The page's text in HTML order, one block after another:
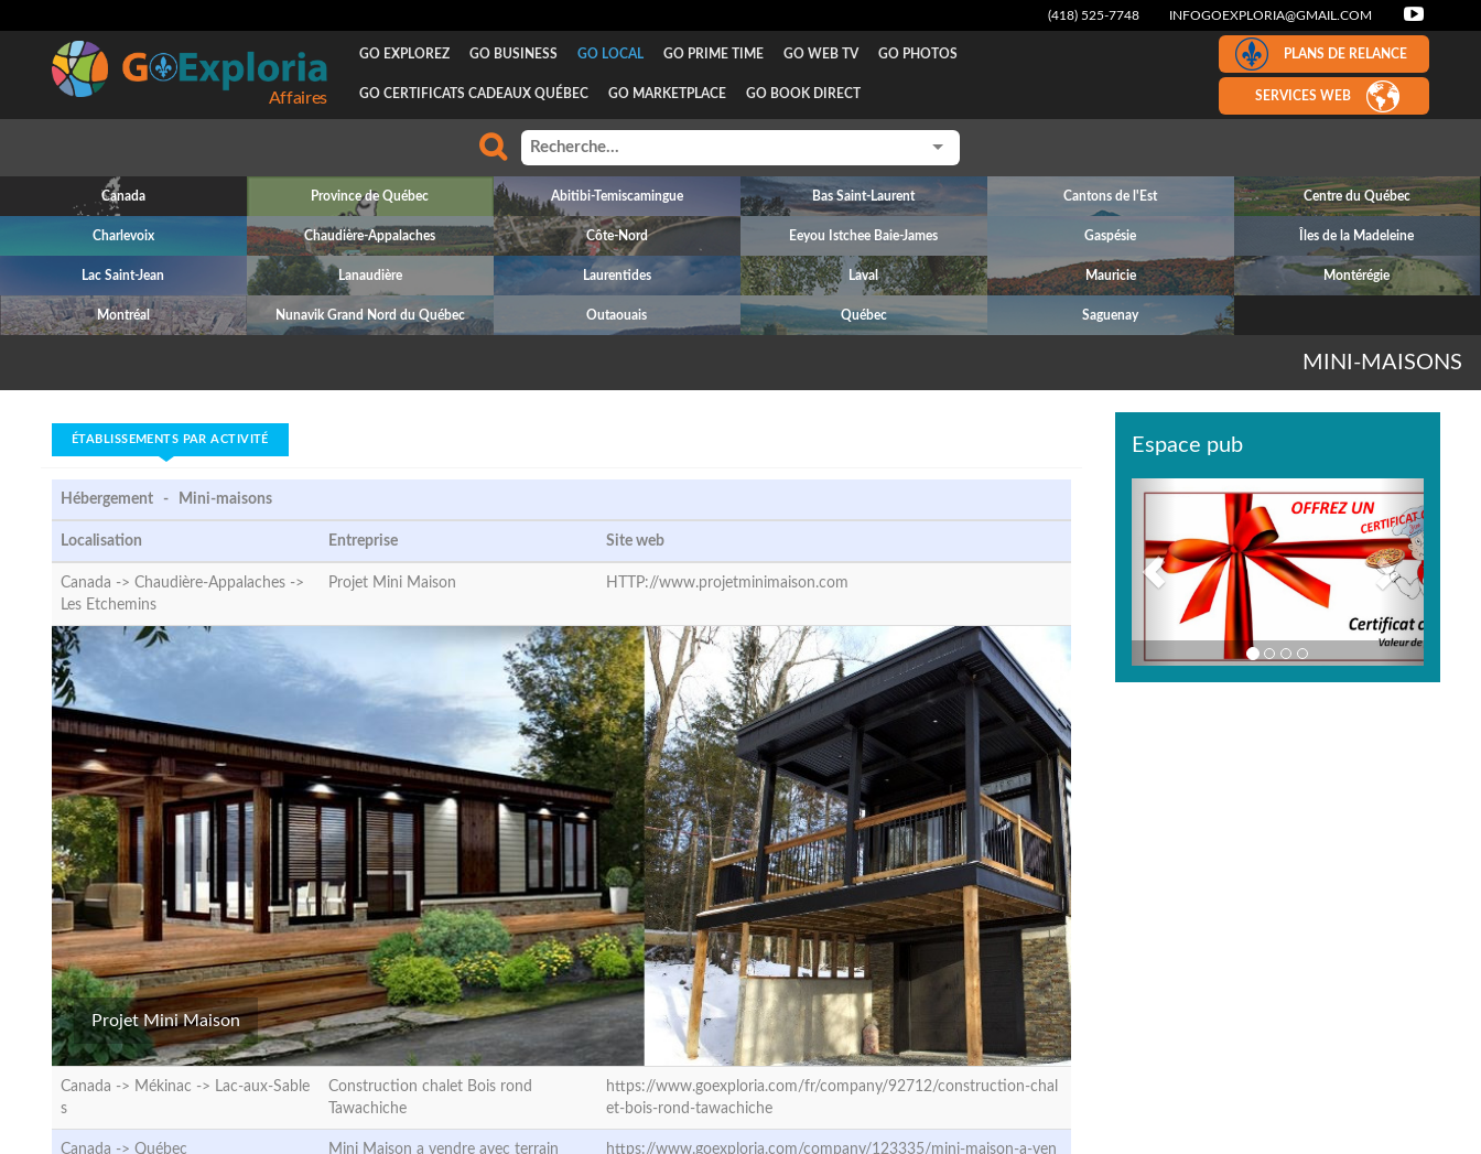
(418) 525-7748 INFOGOEXPLORIA@GMAIL.COM
GO EXPLOREZ GO BUSINESS GO LOCAL GO PRIME TIME GO WEB TV GO PHOTOS
GO CERTIFICATS CADEAUX QUÉBEC GO MARKETPLACE GO BOOK DIRECT
PLANS DE RELANCE
SERVICES WEB
Canada Province de Québec Abitibi-Temiscamingue Bas Saint-Laurent Cantons de l'Est Centre du Québec
Charlevoix Chaudière-Appalaches Côte-Nord Eeyou Istchee Baie-James Gaspésie Îles de la Madeleine
Lac Saint-Jean Lanaudière Laurentides Laval Mauricie Montérégie
Montréal Nunavik Grand Nord du Québec Outaouais Québec Saguenay
MINI-MAISONS
ÉTABLISSEMENTS PAR ACTIVITÉ
Hébergement - Mini-maisons
Localisation Entreprise Site web
Canada -> Chaudière-Appalaches ->
Les Etchemins
Projet Mini Maison HTTP://www.projetminimaison.com
Projet Mini Maison
Canada -> Mékinac -> Lac-aux-Sable
s
Construction chalet Bois rond
Tawachiche
https://www.goexploria.com/fr/company/92712/construction-chal
et-bois-rond-tawachiche
Canada -> Québec Mini Maison a vendre avec terrain
https://www.goexploria.com/company/123335/mini-maison-a-ven
Espace pub
Previous
Next